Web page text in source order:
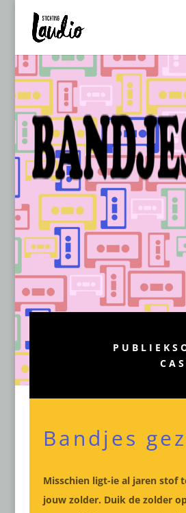
Bandjes
Misschien ligt-ie al jaren stof
jouw zolder. Duik de zolder